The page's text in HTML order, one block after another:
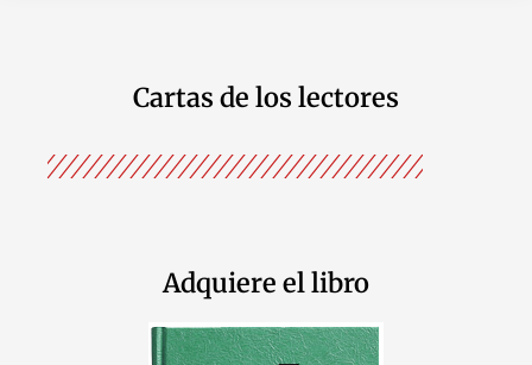
Cartas de los lectores
Adquiere el libro